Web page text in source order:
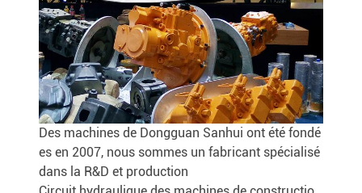
Des machines de Dongguan Sanhui ont été fondé
es en 2007, nous sommes un fabricant spécialisé
dans la R&D et production